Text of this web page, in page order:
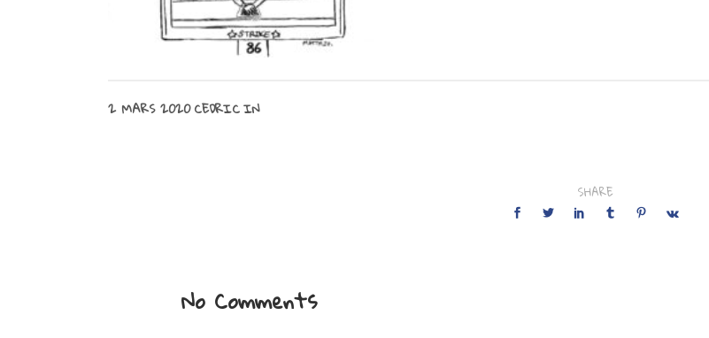
2 MARS 2020CEDRICIN
SHARE
No Comments